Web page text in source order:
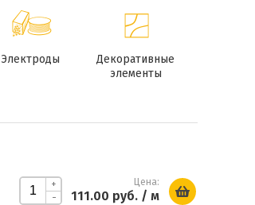
Электроды
Декоративные
элементы
+
-
Цена:
111.00 руб./ м